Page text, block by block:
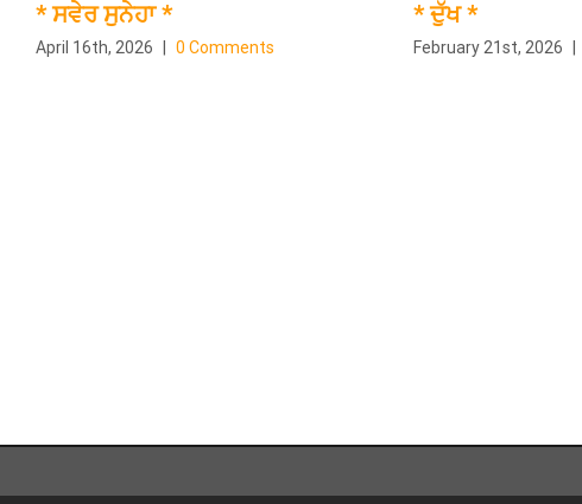
* ਸਵੇਰ ਸੁਨੇਹਾ *
April 16th, 2026 0 Comments
* ਦੁੱਖ *
February 21st, 2026